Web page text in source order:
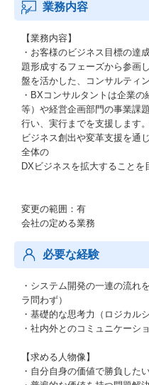
業務内容
【業務内容】
・お客様のビジネス目標の達
題形成するフェーズから参画
盤を活かした、コンサルティ
・BXコンサルタントは企業
等）や経営企画部門の事業課
行い、実行までを支援します
ビジネス創出や変革支援を通
全体の
DXビジネスを拡大することを
変更の範囲：有
会社の定める業務
必要な経験
・システム開発の一連の流れ
ラ問わず）
・基礎的な思考力（ロジカル
・社内外とのコミュニケーシ
【求める人物像】
・自分自身の価値で勝負した